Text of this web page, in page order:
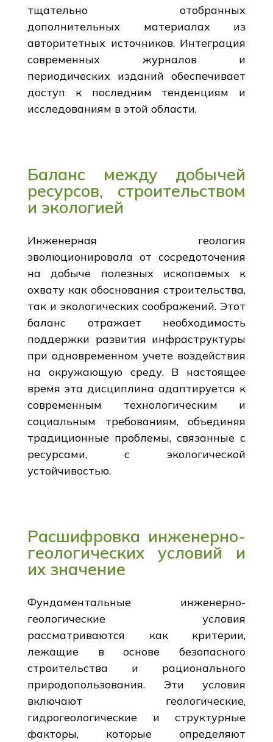
тщательно отобранных
дополнительных материалах из
авторитетных источников. Интеграция
современных журналов и
периодических изданий обеспечивает
доступ к последним тенденциям и
исследованиям в этой области.
Баланс между добычей
ресурсов, строительством
и экологией
Инженерная геология
эволюционировала от сосредоточения
на добыче полезных ископаемых к
охвату как обоснования строительства,
так и экологических соображений. Этот
баланс отражает необходимость
поддержки развития инфраструктуры
при одновременном учете воздействия
на окружающую среду. В настоящее
время эта дисциплина адаптируется к
современным технологическим и
социальным требованиям, объединяя
традиционные проблемы, связанные с
ресурсами, с экологической
устойчивостью.
Расшифровка инженерно-
геологических условий и
их значение
Фундаментальные инженерно-
геологические условия
рассматриваются как критерии,
лежащие в основе безопасного
строительства и рационального
природопользования. Эти условия
включают геологические,
гидрогеологические и структурные
факторы, которые определяют